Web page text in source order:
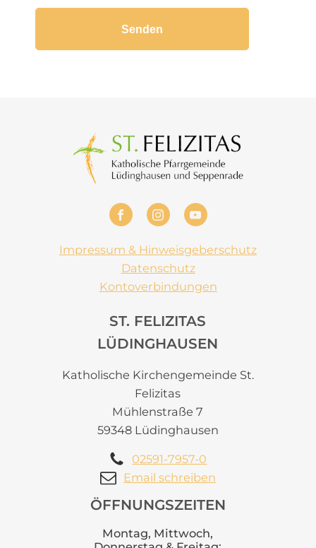
Impressum & Hinweisgeberschutz
Datenschutz
Kontoverbindungen
ST. FELIZITAS
LÜDINGHAUSEN
Katholische Kirchengemeinde St.
Felizitas
Mühlenstraße 7
59348 Lüdinghausen
02591-7957-0
Email schreiben
ÖFFNUNGSZEITEN
Montag, Mittwoch,